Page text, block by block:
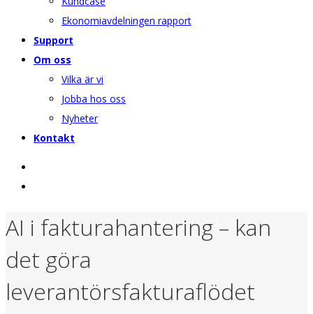
Ekonomiavdelningen rapport
Support
Om oss
Vilka är vi
Jobba hos oss
Nyheter
Kontakt
AI i fakturahantering – kan
det göra
leverantörsfakturaflödet